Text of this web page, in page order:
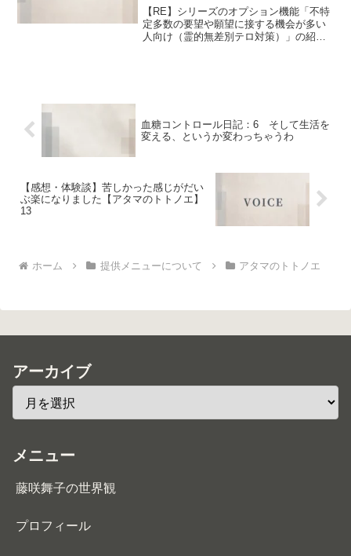
策）」
【RE】シリーズのオプション機能「不特
定多数の要望や願望に接する機会が多い
人向け（霊的無差別テロ対策）」の紹介
血糖コントロール日記：6 そして生活を
変える、というか変わっちゃうわ
【感想・体験談】苦しかった感じがだい
ぶ楽になりました【アタマのトトノエ】
13
ホーム 提供メニューについて アタマのトトノエ
アーカイブ
メニュー
藤咲舞子の世界観
プロフィール